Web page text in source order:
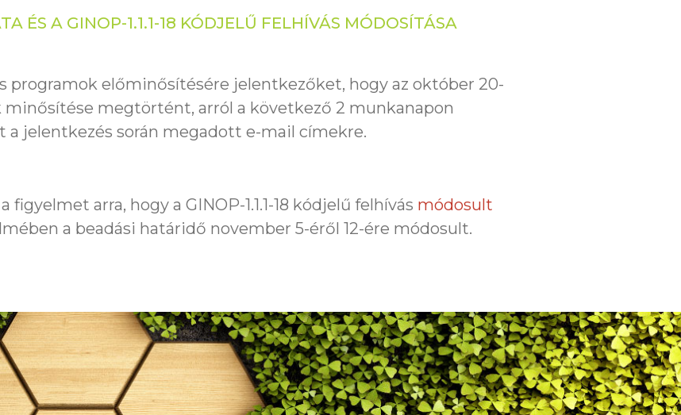
ÉS A GINOP-1.1.1-18 KÓDJELŰ FELHÍVÁS MÓDOSÍTÁSA
programok előminősítésére jelentkezőket, hogy az október 20-
megtörtént, arról a következő 2 munkanapon
jelentkezés során megadott e-mail címekre.
arra, hogy a GINOP-1.1.1-18 kódjelű felhívás módosult
a beadási határidő november 5-éről 12-ére módosult.